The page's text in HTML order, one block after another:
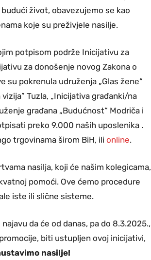
život, obavezujemo se kao
koje su preživjele nasilje.
potpisom podrže Inicijativu za
za donošenje novog Zakona o
su pokrenula udruženja „Glas žene“
Tuzla, „Inicijativa građanki/na
građana „Budućnost“ Modriča i
preko 9.000 naših uposlenika .
trgovinama širom BiH, ili online.
nasilja, koji će našim kolegicama,
pomoći. Ove ćemo procedure
iste ili slične sisteme.
da će od danas, pa do 8.3.2025.,
biti ustupljen ovoj inicijativi,
nasilje!